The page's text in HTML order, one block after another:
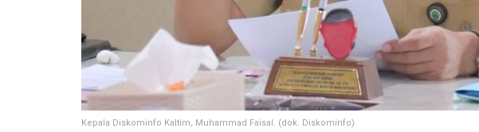
Kepala Diskominfo Kaltim, Muhammad Faisal. (dok. Diskominfo)